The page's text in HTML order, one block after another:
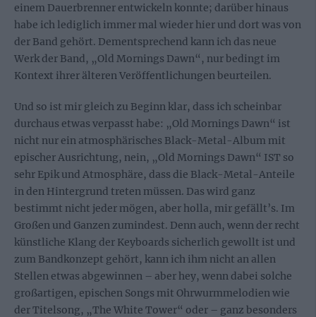
einem Dauerbrenner entwickeln konnte; darüber hinaus
habe ich lediglich immer mal wieder hier und dort was von
der Band gehört. Dementsprechend kann ich das neue
Werk der Band, „Old Mornings Dawn“, nur bedingt im
Kontext ihrer älteren Veröffentlichungen beurteilen.
Und so ist mir gleich zu Beginn klar, dass ich scheinbar
durchaus etwas verpasst habe: „Old Mornings Dawn“ ist
nicht nur ein atmosphärisches Black-Metal-Album mit
epischer Ausrichtung, nein, „Old Mornings Dawn“ IST so
sehr Epik und Atmosphäre, dass die Black-Metal-Anteile
in den Hintergrund treten müssen. Das wird ganz
bestimmt nicht jeder mögen, aber holla, mir gefällt’s. Im
Großen und Ganzen zumindest. Denn auch, wenn der recht
künstliche Klang der Keyboards sicherlich gewollt ist und
zum Bandkonzept gehört, kann ich ihm nicht an allen
Stellen etwas abgewinnen – aber hey, wenn dabei solche
großartigen, epischen Songs mit Ohrwurmmelodien wie
der Titelsong, „The White Tower“ oder – ganz besonders